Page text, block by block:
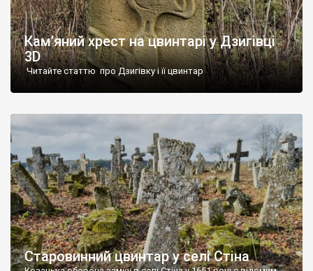
Кам’яний хрест на цвинтарі у Дзигівці
3D
Читайте статтю про Дзигівку і її цвинтар
Старовинний цвинтар у селі Стіна